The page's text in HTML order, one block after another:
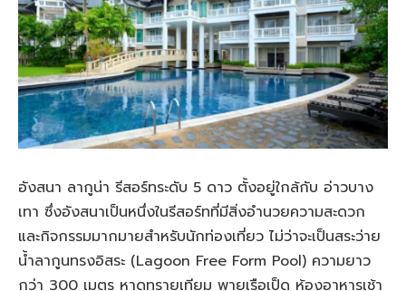
อังสนา ลากูน่า รีสอร์ทระดับ 5 ดาว ตั้งอยู่ใกล้กับ อ่าวบาง
เทา ซึ่งอังสนาเป็นหนึ่งในรีสอร์ทที่มีสิ่งอำนวยความสะดวก
และกิจกรรมมากมายสำหรับนักท่องเที่ยว ไม่ว่าจะเป็นสระว่าย
น้ำลากูนทรงอิสระ (Lagoon Free Form Pool) ความยาว
กว่า 300 เมตร หาดทรายเทียม พายเรือเป็ด ห้องอาหารเช้า